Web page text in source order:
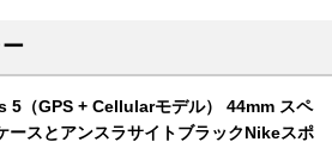
（GPS + Cellularモデル） 44mm スペ
ースとアンスラサイトブラックNikeスポ